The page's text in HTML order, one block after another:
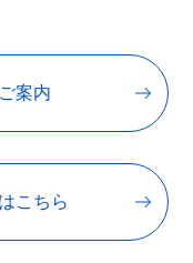
案内
こちら